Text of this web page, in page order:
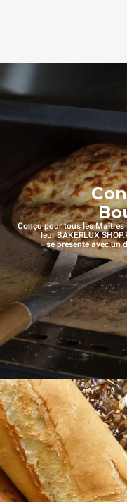
Conçu pour tous les
leur BAKERLUX
se présente avec un